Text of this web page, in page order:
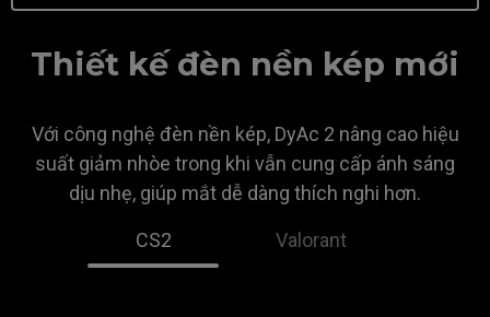
Thiết kế đèn nền kép mới
Với công nghệ đèn nền kép, DyAc 2 nâng cao hiệu
suất giảm nhòe trong khi vẫn cung cấp ánh sáng
dịu nhẹ, giúp mắt dễ dàng thích nghi hơn.
CS2 Valorant